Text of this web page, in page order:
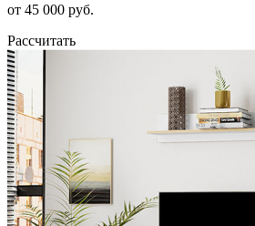
от 45 000 руб.
Рассчитать